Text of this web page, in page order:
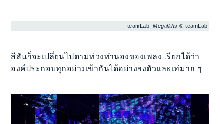
teamLab,Megaliths © teamLab
สีสันก็จะเปลี่ยนไปตามท่วงทำนองของเพลง เรียกได้ว่า
องค์ประกอบทุกอย่างเข้ากันได้อย่างลงตัวและเท่มาก ๆ